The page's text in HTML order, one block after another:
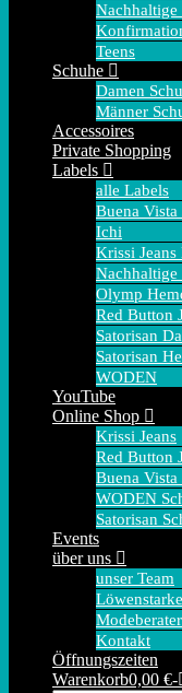
Nachhaltige
Teens
Schuhe
Damen
Männer
Accessoires
Private Shopping
Labels
alle Labels
Buena Vista
Ichi
Krissi Jeans
Nachhaltige
Olymp
Red Button
Satorisan
Satorisan
WODEN
YouTube
Online Shop
Krissi Jeans
Red Button
Buena Vista
WODEN
Satorisan
Events
über uns
unser Team
Kontakt
Öffnungszeiten
Warenkorb
Warenkorb0,00 €-